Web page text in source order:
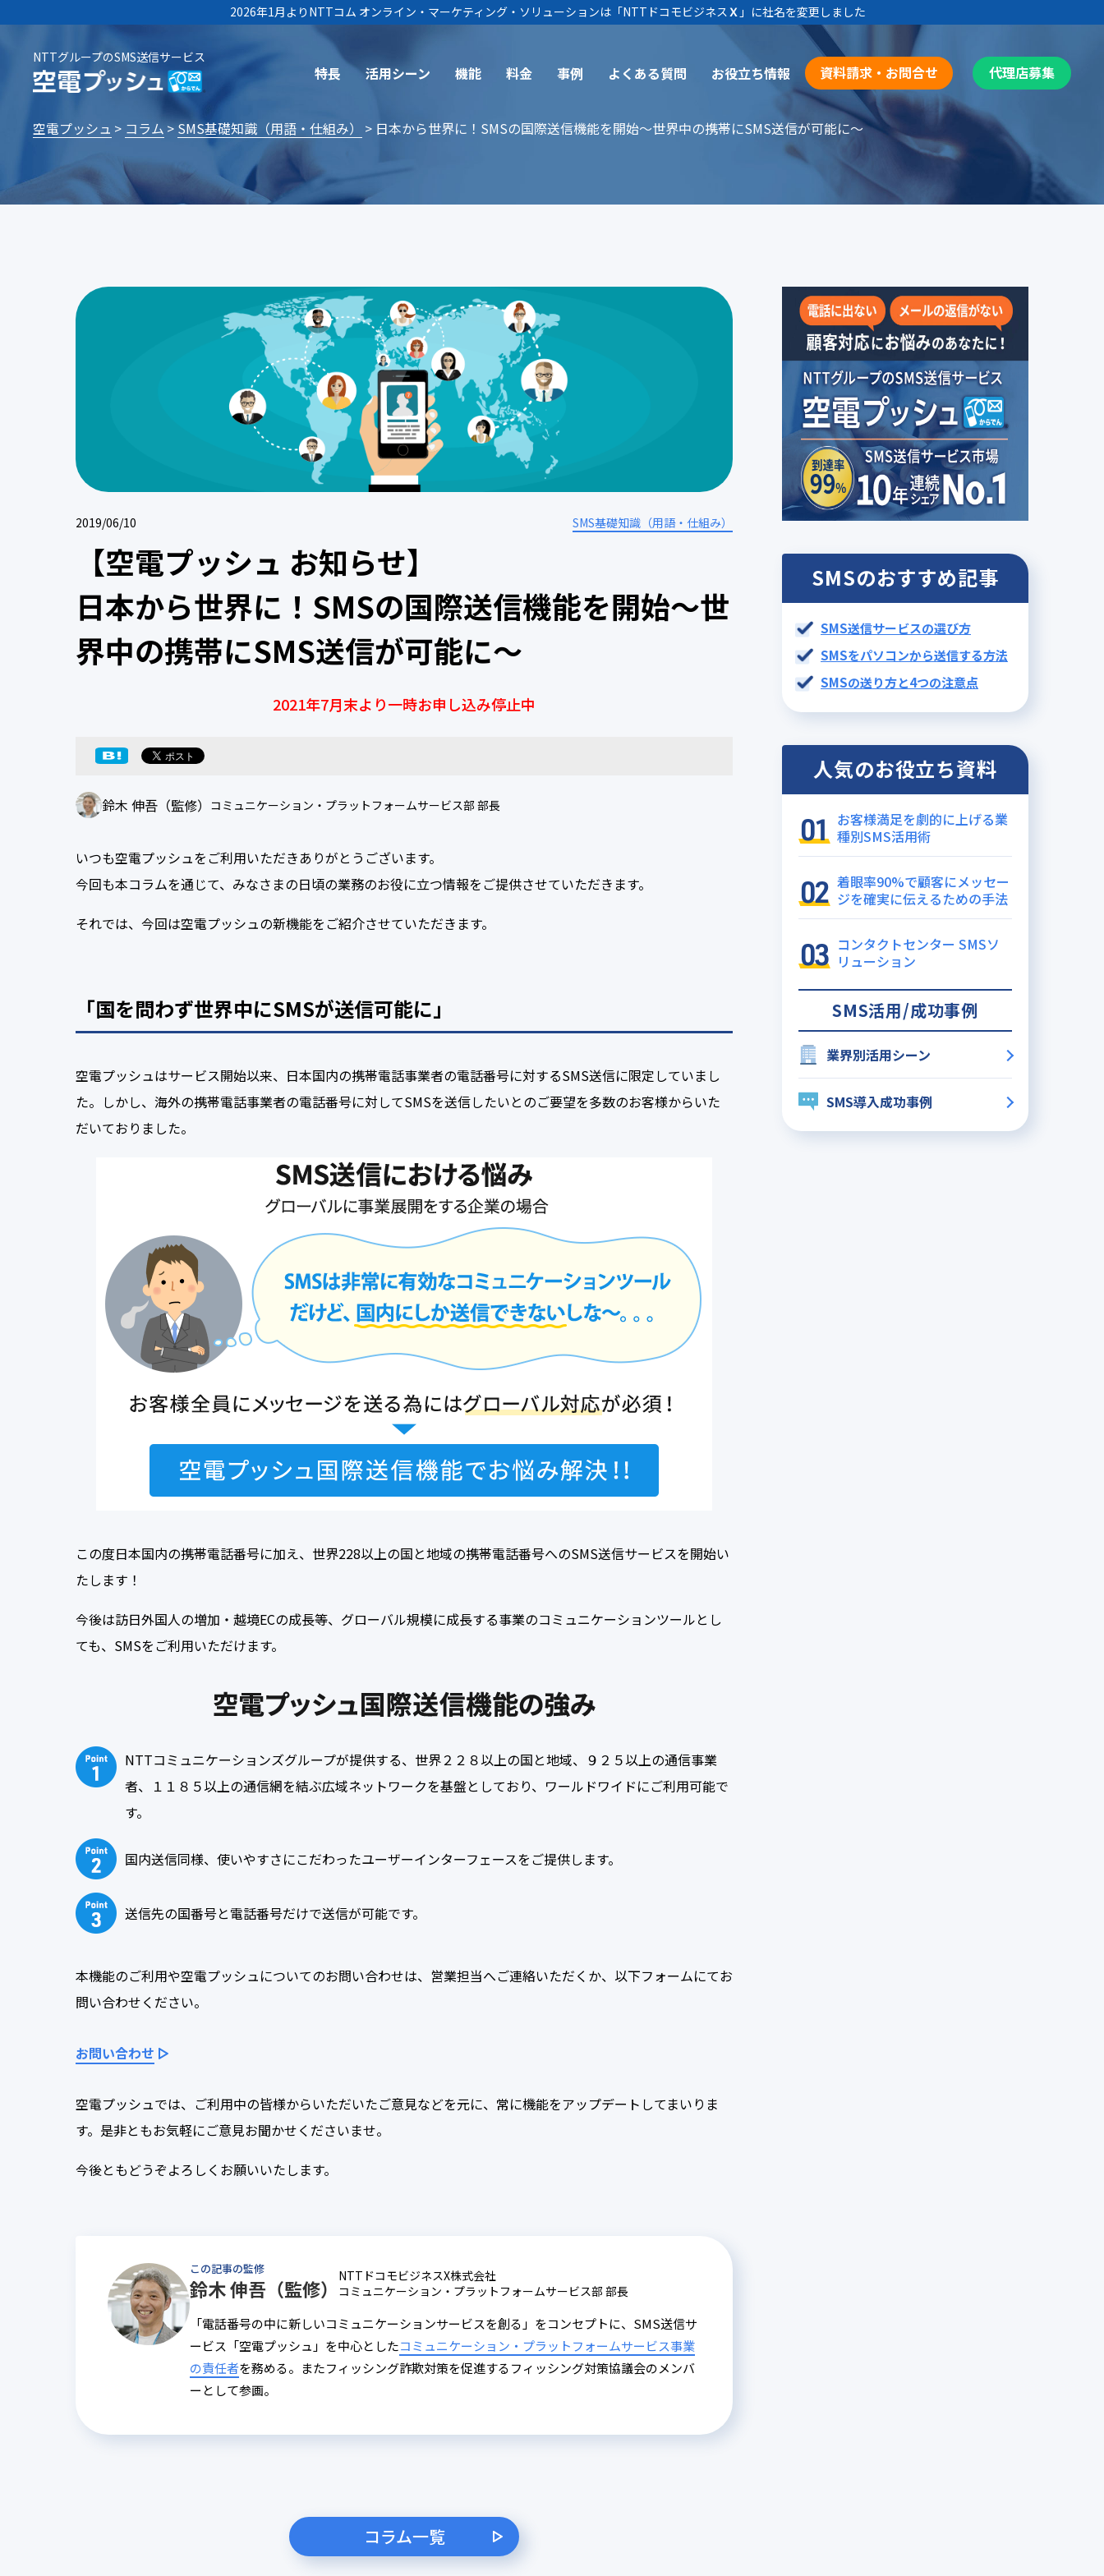
2026年1月よりNTTコム オンライン・マーケティング・ソリューションは 「NTTドコモビジネスＸ 」に社名を変更しました
NTTグループのSMS送信サービス
特長 活用シーン 機能 料金 事例 よくある質問 お役立ち情報 資料請求・お問合せ 代理店募集
空電プッシュ コラム SMS基礎知識（用語・仕組み） 日本から世界に！SMSの国際送信機能を開始～世界中の携帯にSMS送信が可能に～
2019/06/10 SMS基礎知識（用語・仕組み）
【空電プッシュ お知らせ】
日本から世界に！SMSの国際送信機能を開始～世
界中の携帯にSMS送信が可能に～
2021年7月末より一時お申し込み停止中
鈴木 伸吾（監修） コミュニケーション・プラットフォームサービス部 部長
いつも空電プッシュをご利用いただきありがとうございます。
今回も本コラムを通じて、みなさまの日頃の業務のお役に立つ情報をご提供させていただきます。
それでは、今回は空電プッシュの新機能をご紹介させていただきます。
「国を問わず世界中にSMSが送信可能に」
空電プッシュはサービス開始以来、日本国内の携帯電話事業者の電話番号に対するSMS送信に限定していまし
た。しかし、海外の携帯電話事業者の電話番号に対してSMSを送信したいとのご要望を多数のお客様からいた
だいておりました。
この度日本国内の携帯電話番号に加え、世界228以上の国と地域の携帯電話番号へのSMS送信サービスを開始い
たします！
今後は訪日外国人の増加・越境ECの成長等、グローバル規模に成長する事業のコミュニケーションツールとし
ても、SMSをご利用いただけます。
NTTコミュニケーションズグループが提供する、世界２２８以上の国と地域、９２５以上の通信事業
者、１１８５以上の通信網を結ぶ広域ネットワークを基盤としており、ワールドワイドにご利用可能で
す。
国内送信同様、使いやすさにこだわったユーザーインターフェースをご提供します。
送信先の国番号と電話番号だけで送信が可能です。
本機能のご利用や空電プッシュについてのお問い合わせは、営業担当へご連絡いただくか、以下フォームにてお
問い合わせください。
お問い合わせ
空電プッシュでは、ご利用中の皆様からいただいたご意見などを元に、常に機能をアップデートしてまいりま
す。是非ともお気軽にご意見お聞かせくださいませ。
今後ともどうぞよろしくお願いいたします。
この記事の監修
鈴木 伸吾（監修）
NTTドコモビジネスX株式会社
コミュニケーション・プラットフォームサービス部 部長
「電話番号の中に新しいコミュニケーションサービスを創る」をコンセプトに、SMS送信サ
ービス「空電プッシュ」を中心としたコミュニケーション・プラットフォームサービス事業
の責任者を務める。またフィッシング詐欺対策を促進するフィッシング対策協議会のメンバ
ーとして参画。
コラム一覧
SMSのおすすめ記事
SMS送信サービスの選び方
SMSをパソコンから送信する方法
SMSの送り方と4つの注意点
人気のお役立ち資料
お客様満足を劇的に上げる業
種別SMS活用術
着眼率90%で顧客にメッセー
ジを確実に伝えるための手法
コンタクトセンター SMSソ
リューション
SMS活用/成功事例
業界別活用シーン
SMS導入成功事例